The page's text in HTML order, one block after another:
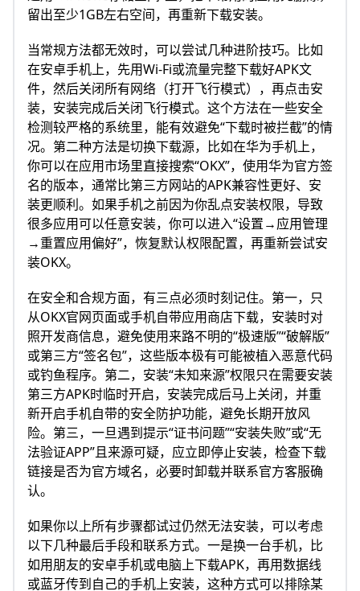
留出至少1GB左右空间，再重新下载安装。
当常规方法都无效时，可以尝试几种进阶技巧。比如
在安卓手机上，先用Wi‑Fi或流量完整下载好APK文
件，然后关闭所有网络（打开飞行模式），再点击安
装，安装完成后关闭飞行模式。这个方法在一些安全
检测较严格的系统里，能有效避免“下载时被拦截”的情
况。第二种方法是切换下载源，比如在华为手机上，
你可以在应用市场里直接搜索“OKX”，使用华为官方签
名的版本，通常比第三方网站的APK兼容性更好、安
装更顺利。如果手机之前因为你乱点安装权限，导致
很多应用可以任意安装，你可以进入“设置→应用管理
→重置应用偏好”，恢复默认权限配置，再重新尝试安
装OKX。
在安全和合规方面，有三点必须时刻记住。第一，只
从OKX官网页面或手机自带应用商店下载，安装时对
照开发商信息，避免使用来路不明的“极速版”“破解版”
或第三方“签名包”，这些版本极有可能被植入恶意代码
或钓鱼程序。第二，安装“未知来源”权限只在需要安装
第三方APK时临时开启，安装完成后马上关闭，并重
新开启手机自带的安全防护功能，避免长期开放风
险。第三，一旦遇到提示“证书问题”“安装失败”或“无
法验证APP”且来源可疑，应立即停止安装，检查下载
链接是否为官方域名，必要时卸载并联系官方客服确
认。
如果你以上所有步骤都试过仍然无法安装，可以考虑
以下几种最后手段和联系方式。一是换一台手机，比
如用朋友的安卓手机或电脑上下载APK，再用数据线
或蓝牙传到自己的手机上安装，这种方式可以排除某